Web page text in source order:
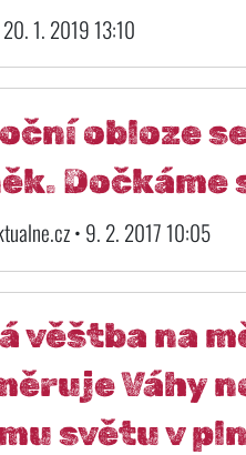
1. 2019 13:10
obloze
Dočkáme
• 9. 2. 2017 10:05
věštba na
Váhy
světu v